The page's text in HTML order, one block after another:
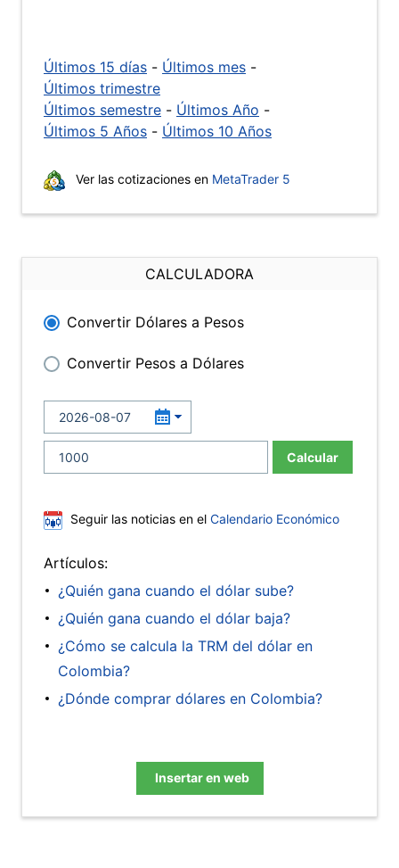
Últimos 15 días - Últimos mes -
Últimos trimestre
Últimos semestre - Últimos Año -
Últimos 5 Años - Últimos 10 Años
Ver las cotizaciones en MetaTrader 5
CALCULADORA
Convertir Dólares a Pesos
Convertir Pesos a Dólares
Calcular
Seguir las noticias en el Calendario Económico
Artículos:
¿Quién gana cuando el dólar sube?
¿Quién gana cuando el dólar baja?
¿Cómo se calcula la TRM del dólar en
Colombia?
¿Dónde comprar dólares en Colombia?
Insertar en web